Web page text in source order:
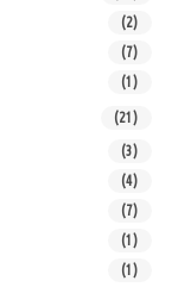
(2)
(7)
(1)
(21)
(3)
(4)
(7)
(1)
(1)